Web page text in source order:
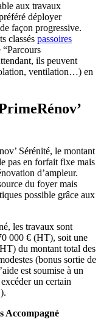
aux travaux
déployer
façon progressive.
classés passoires
“Parcours
ils peuvent
ventilation…) en
Sérénité, le montant
pas en forfait fixe mais
d’ampleur.
du foyer mais
possible grâce aux
les travaux sont
000 € (HT), soit une
du montant total des
(bonus sortie de
est soumise à un
un certain
Accompagné